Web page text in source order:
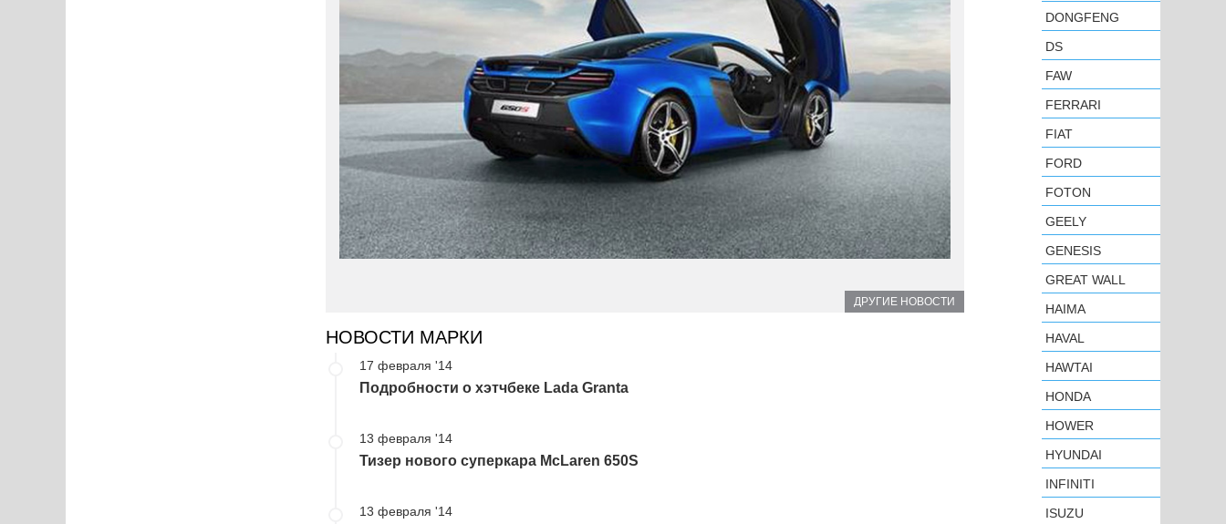
ДРУГИЕ НОВОСТИ
НОВОСТИ МАРКИ
17 февраля '14
Подробности о хэтчбеке Lada Granta
13 февраля '14
Тизер нового суперкара McLaren 650S
13 февраля '14
DONGFENG
DS
FAW
FERRARI
FIAT
FORD
FOTON
GEELY
GENESIS
GREAT WALL
HAIMA
HAVAL
HAWTAI
HONDA
HOWER
HYUNDAI
INFINITI
ISUZU